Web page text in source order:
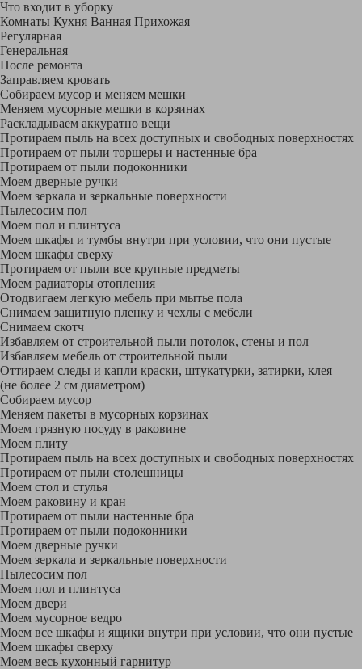
Что входит в уборку
Регу­лярная
Гене­ральная
После ремонта
Заправляем кровать
Собираем мусор и меняем мешки
Меняем мусорные мешки в корзинах
Раскладываем аккуратно вещи
Протираем пыль на всех доступных и свободных поверхностях
Протираем от пыли торшеры и настенные бра
Протираем от пыли подоконники
Моем дверные ручки
Моем зеркала и зеркальные поверхности
Пылесосим пол
Моем пол и плинтуса
Моем шкафы и тумбы внутри при условии, что они пустые
Моем шкафы сверху
Протираем от пыли все крупные предметы
Моем радиаторы отопления
Отодвигаем легкую мебель при мытье пола
Снимаем защитную пленку и чехлы с мебели
Снимаем скотч
Избавляем от строительной пыли потолок, стены и пол
Избавляем мебель от строительной пыли
Оттираем следы и капли краски, штукатурки, затирки, клея
(не более 2 см диаметром)
Собираем мусор
Меняем пакеты в мусорных корзинах
Моем грязную посуду в раковине
Моем плиту
Протираем пыль на всех доступных и свободных поверхностях
Протираем от пыли столешницы
Моем стол и стулья
Моем раковину и кран
Протираем от пыли настенные бра
Протираем от пыли подоконники
Моем дверные ручки
Моем зеркала и зеркальные поверхности
Пылесосим пол
Моем пол и плинтуса
Моем двери
Моем мусорное ведро
Моем все шкафы и ящики внутри при условии, что они пустые
Моем шкафы сверху
Моем весь кухонный гарнитур